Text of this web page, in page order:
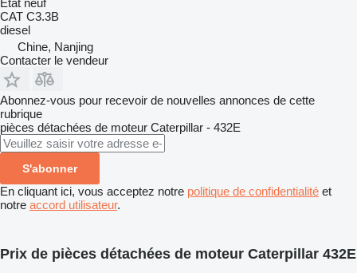
CAT C3.3B
diesel
Chine, Nanjing
Contacter le vendeur
Abonnez-vous pour recevoir de nouvelles annonces de cette
rubrique
pièces détachées de moteur Caterpillar - 432E
S'abonner
En cliquant ici, vous acceptez notre politique de confidentialité et
notre accord utilisateur.
Prix de pièces détachées de moteur Caterpillar 432E